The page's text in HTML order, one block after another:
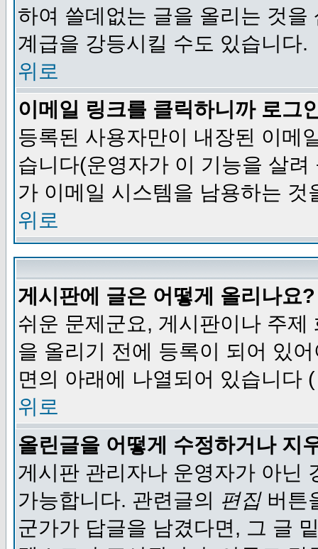
하여 쓸데없는 글을 올리는 것
계급을 강등시킬 수도 있습니다.
위로
이메일 링크를 클릭하니까 로그
등록된 사용자만이 내장된 이메
습니다(운영자가 이 기능을 살
가 이메일 시스템을 남용하는 것
위로
게시판에 글은 어떻게 올리나요?
쉬운 문제군요, 게시판이나 주
을 올리기 전에 등록이 되어 있
면의 아래에 나열되어 있습니다 (
위로
올린글을 어떻게 수정하거나 지
게시판 관리자나 운영자가 아닌
가능합니다. 관련글의 편집버튼
군가가 답글을 남겼다면, 그 글